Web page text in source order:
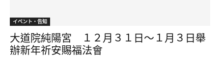
イベント・告知
大道院純陽宮 １２月３１日～１月３日舉
辦新年祈安賜福法會